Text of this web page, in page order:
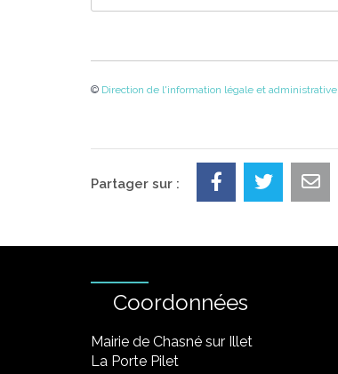
© Direction de l'information légale et administrative
Partager sur :
Coordonnées
Mairie de Chasné sur Illet
La Porte Pilet